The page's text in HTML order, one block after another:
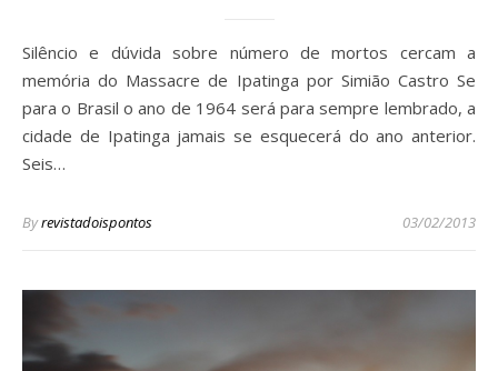
Silêncio e dúvida sobre número de mortos cercam a
memória do Massacre de Ipatinga por Simião Castro Se
para o Brasil o ano de 1964 será para sempre lembrado, a
cidade de Ipatinga jamais se esquecerá do ano anterior.
Seis…
Byrevistadoispontos 03/02/2013